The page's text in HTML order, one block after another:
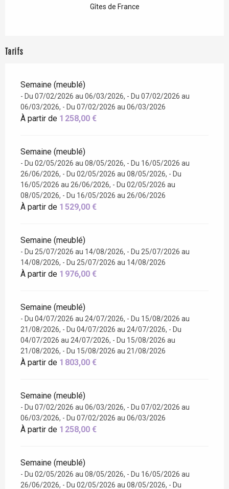
Gîtes de France
Tarifs
Semaine (meublé)
- Du 07/02/2026 au 06/03/2026, - Du 07/02/2026 au
06/03/2026, - Du 07/02/2026 au 06/03/2026
À partir de 1 258,00 €
Semaine (meublé)
- Du 02/05/2026 au 08/05/2026, - Du 16/05/2026 au
26/06/2026, - Du 02/05/2026 au 08/05/2026, - Du
16/05/2026 au 26/06/2026, - Du 02/05/2026 au
08/05/2026, - Du 16/05/2026 au 26/06/2026
À partir de 1 529,00 €
Semaine (meublé)
- Du 25/07/2026 au 14/08/2026, - Du 25/07/2026 au
14/08/2026, - Du 25/07/2026 au 14/08/2026
À partir de 1 976,00 €
Semaine (meublé)
- Du 04/07/2026 au 24/07/2026, - Du 15/08/2026 au
21/08/2026, - Du 04/07/2026 au 24/07/2026, - Du
04/07/2026 au 24/07/2026, - Du 15/08/2026 au
21/08/2026, - Du 15/08/2026 au 21/08/2026
À partir de 1 803,00 €
Semaine (meublé)
- Du 07/02/2026 au 06/03/2026, - Du 07/02/2026 au
06/03/2026, - Du 07/02/2026 au 06/03/2026
À partir de 1 258,00 €
Semaine (meublé)
- Du 02/05/2026 au 08/05/2026, - Du 16/05/2026 au
26/06/2026, - Du 02/05/2026 au 08/05/2026, - Du